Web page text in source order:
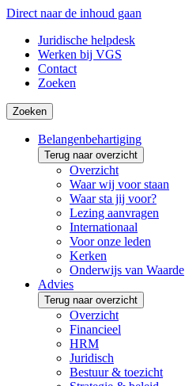
Direct naar de inhoud gaan
Juridische helpdesk
Werken bij VGS
Contact
Zoeken
Zoeken
Belangenbehartiging
Terug naar overzicht
Overzicht
Waar wij voor staan
Waar sta jij voor?
Lezing aanvragen
Internationaal
Voor onze leden
Kerken
Onderwijs van Waarde
Advies
Terug naar overzicht
Overzicht
Financieel
HRM
Juridisch
Bestuur & toezicht